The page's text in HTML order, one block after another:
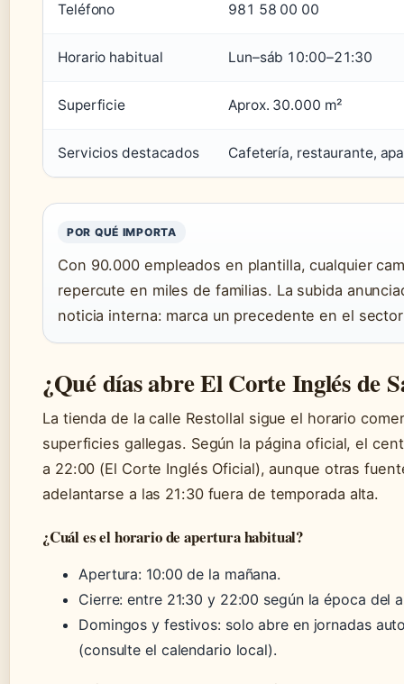
Teléfono 981 58 00 00
Horario habitual Lun–sáb 10:00–21:30
Superficie Aprox. 30.000 m²
Servicios destacados Cafetería, restaurante,
POR QUÉ IMPORTA
Con 90.000 empleados en plantilla, cualquier
repercute en miles de familias. La subida
noticia interna: marca un precedente en el
¿Qué días abre El Corte Inglés de
La tienda de la calle Restollal sigue el horario
superficies gallegas. Según la página oficial, el
a 22:00 (El Corte Inglés Oficial), aunque otras
adelantarse a las 21:30 fuera de temporada alta.
¿Cuál es el horario de apertura habitual?
Apertura: 10:00 de la mañana.
Cierre: entre 21:30 y 22:00 según la época del
Domingos y festivos: solo abre en jornadas
(consulte el calendario local).